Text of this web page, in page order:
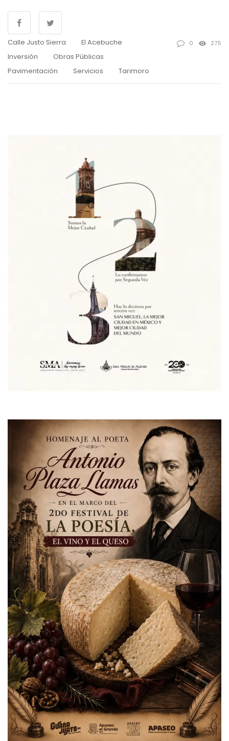
Calle Justo Sierra
El Acebuche
Inversión
Obras Públicas
Pavimentación
Servicios Tarimoro
0 275